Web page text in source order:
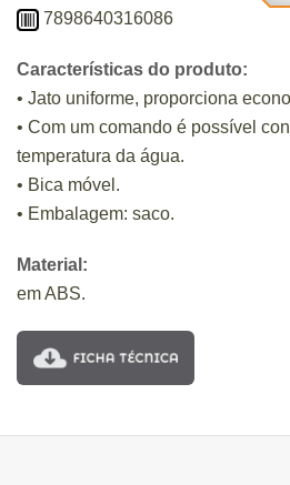
7898640316086
Características do produto:
• Jato uniforme, proporciona
• Com um comando é possível
temperatura da água.
• Bica móvel.
• Embalagem: saco.
Material:
em ABS.